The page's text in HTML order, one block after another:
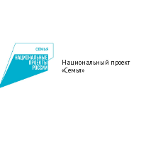
Национальный проект
«Семья»